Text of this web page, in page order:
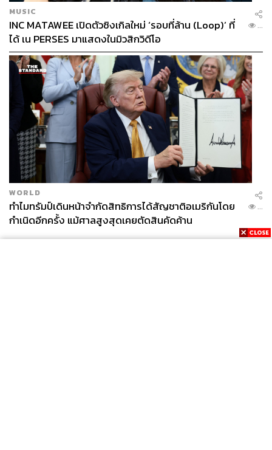
MUSIC
INC MATAWEE เปิดตัวซิงเกิลใหม่ ‘รอบที่ล้าน (Loop)’ ที่
ได้ เน PERSES มาแสดงในมิวสิกวิดีโอ
...
WORLD
ทำไมทรัมป์เดินหน้าจำกัดสิทธิการได้สัญชาติอเมริกันโดย
กำเนิดอีกครั้ง แม้ศาลสูงสุดเคยตัดสินคัดค้าน
...